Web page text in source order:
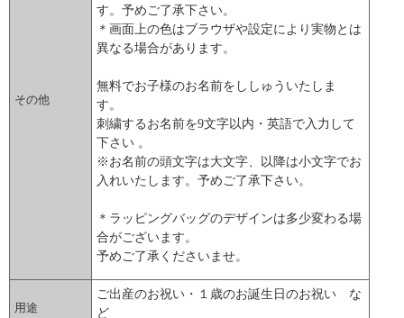
その他
す。予めご了承下さい。
＊画面上の色はブラウザや設定により実物とは
異なる場合があります。
無料でお子様のお名前をししゅういたしま
す。
刺繍するお名前を9文字以内・英語で入力して
下さい 。
※お名前の頭文字は大文字、以降は小文字でお
入れいたします。予めご了承下さい。
＊ラッピングバッグのデザインは多少変わる場
合がございます。
予めご了承くださいませ。
用途
ご出産のお祝い・１歳のお誕生日のお祝い な
ど